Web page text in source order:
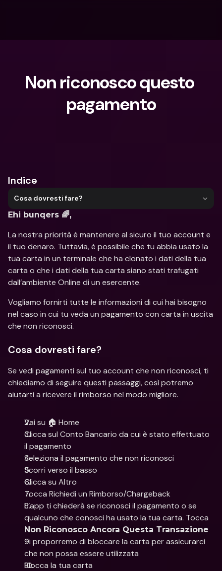
Non riconosco questo
pagamento
Indice
Cosa dovresti fare?
Ehi bunqers 🌈,
La nostra priorità è mantenere al sicuro il tuo account e
il tuo denaro. Tuttavia, è possibile che tu abbia usato la
tua carta in un terminale che ha clonato i dati della tua
carta o che i dati della tua carta siano stati trafugati
dall’ambiente Online di un esercente.
Vogliamo fornirti tutte le informazioni di cui hai bisogno
nel caso in cui tu veda un pagamento con carta in uscita
che non riconosci.
Cosa dovresti fare?
Se vedi pagamenti sul tuo account che non riconosci, ti
chiediamo di seguire questi passaggi, così potremo
aiutarti a ricevere il rimborso nel modo migliore.
Vai su 🏠 Home
Clicca sul Conto Bancario da cui è stato effettuato
il pagamento
Seleziona il pagamento che non riconosci
Scorri verso il basso
Clicca su Altro
Tocca Richiedi un Rimborso/Chargeback
L’app ti chiederà se riconosci il pagamento o se
Non Riconosco Ancora Questa Transazione
Ti proporremo di bloccare la carta per assicurarci
che non possa essere utilizzata
Blocca la tua carta